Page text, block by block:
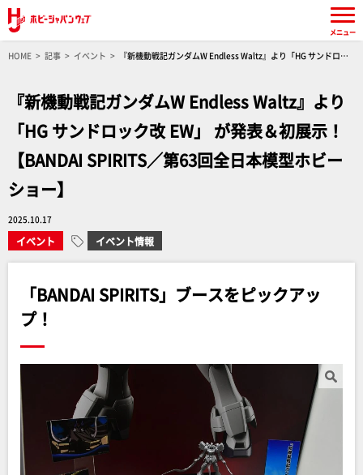
HOME 記事 イベント
『新機動戦記ガンダムW Endless Waltz』より「HG サンドロッ
『新機動戦記ガンダムW Endless Waltz』より
「HG サンドロック改 EW」 が発表＆初展示！
【BANDAI SPIRITS／第63回全日本模型ホビー
ショー】
2025.10.17
イベント イベント情報
「BANDAI SPIRITS」ブースをピックアッ
プ！
メニュー